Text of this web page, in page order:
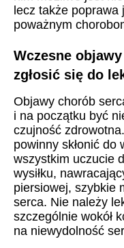
lecz także
poważnym
Wczesne
zgłosić się do
Objawy chorób
i na początku być
czujność
powinny skłonić
wszystkim uczucie
wysiłku,
piersiowej, szybkie
serca. Nie należy
szczególnie wokół
na niewydolność